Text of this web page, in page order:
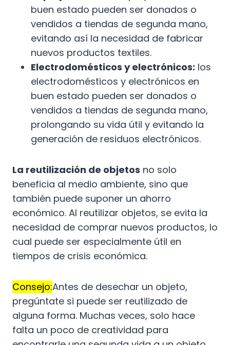
buen estado pueden ser donados o
vendidos a tiendas de segunda mano,
evitando así la necesidad de fabricar
nuevos productos textiles.
Electrodomésticos y electrónicos: los
electrodomésticos y electrónicos en
buen estado pueden ser donados o
vendidos a tiendas de segunda mano,
prolongando su vida útil y evitando la
generación de residuos electrónicos.
La reutilización de objetos no solo
beneficia al medio ambiente, sino que
también puede suponer un ahorro
económico. Al reutilizar objetos, se evita la
necesidad de comprar nuevos productos, lo
cual puede ser especialmente útil en
tiempos de crisis económica.
Consejo:Antes de desechar un objeto,
pregúntate si puede ser reutilizado de
alguna forma. Muchas veces, solo hace
falta un poco de creatividad para